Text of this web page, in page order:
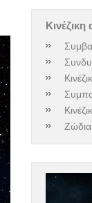
Κινέζικη
Ζώδια